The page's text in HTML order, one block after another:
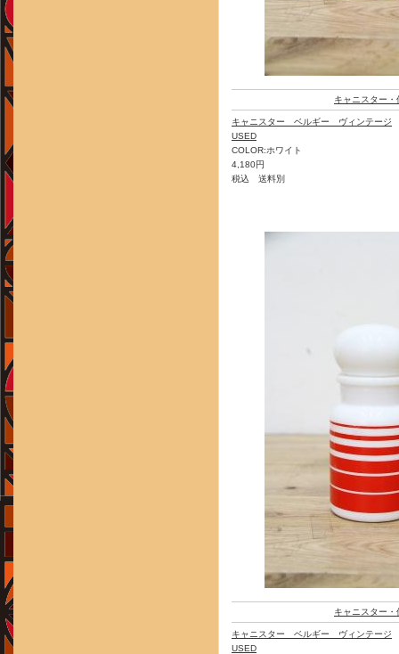
キャニスター・
キャニスター ベルギー ヴィンテージ
USED
COLOR:ホワイト
4,180円
税込 送料別
キャニスター・
キャニスター ベルギー ヴィンテージ
USED